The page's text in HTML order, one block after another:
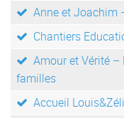
Anne et Joachim
Chantiers
Amour et Vérité
familles
Accueil